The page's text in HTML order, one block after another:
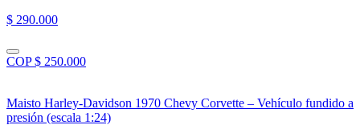
$ 290.000
COP $ 250.000
Maisto Harley-Davidson 1970 Chevy Corvette – Vehículo fundido a
presión (escala 1:24)